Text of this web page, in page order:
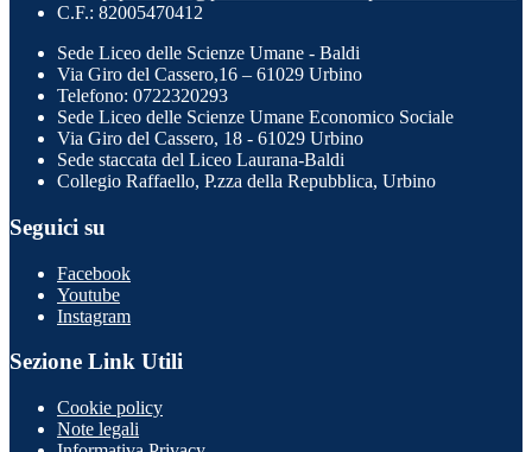
C.F.: 82005470412
Sede Liceo delle Scienze Umane - Baldi
Via Giro del Cassero,16 – 61029 Urbino
Telefono: 0722320293
Sede Liceo delle Scienze Umane Economico Sociale
Via Giro del Cassero, 18 - 61029 Urbino
Sede staccata del Liceo Laurana-Baldi
Collegio Raffaello, P.zza della Repubblica, Urbino
Seguici su
Facebook
Youtube
Instagram
Sezione Link Utili
Cookie policy
Note legali